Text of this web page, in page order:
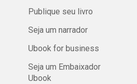
Publique seu livro
Seja um narrador
Ubook for business
Seja um Embaixador
Ubook